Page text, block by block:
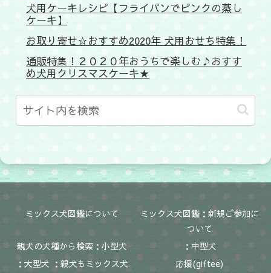
犬用ケーキレシピ【フライパンでピンクの蒸し
ケーキ】
お取り寄せ☆おすすめ2020年 犬用おせち特集！
通販特集！２０２０年おうちで楽しむ♪おすす
め犬用クリスマスケーキ★
ミックス犬図鑑について
ミックス犬図鑑：新規ご参加に
ついて
親犬の犬種から検索：小型犬
：中型犬
：大型犬 ：親犬もミックス犬
応援(giftee)